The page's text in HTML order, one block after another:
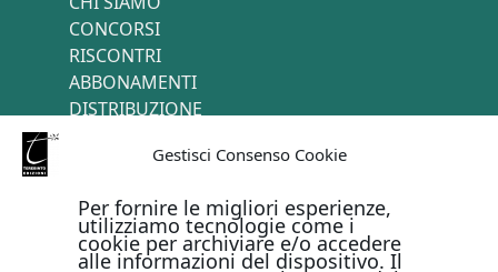
Gestisci Consenso Cookie
Per fornire le migliori esperienze,
utilizziamo tecnologie come i
cookie per archiviare e/o accedere
alle informazioni del dispositivo. Il
CONCORSI
RISCONTRI
ABBONAMENTI
DISTRIBUZIONE
PAGAMENTI ONLINE CON